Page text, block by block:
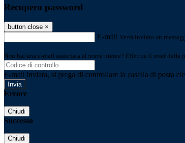
Recupero password
button close ×
E-mail Verrà inviato un
Non hai una e-mail associata al nome utente? Effettua il reset della
E-mail inviata, si prega di controllare la casella di posta
Errore
Chiudi
Successo
Chiudi